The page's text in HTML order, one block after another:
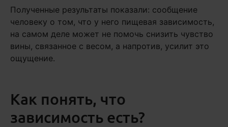
Полученные результаты показали: сообщение
человеку о том, что у него пищевая зависимость,
на самом деле может не помочь снизить чувство
вины, связанное с весом, а напротив, усилит это
ощущение.
Как понять, что
зависимость есть?